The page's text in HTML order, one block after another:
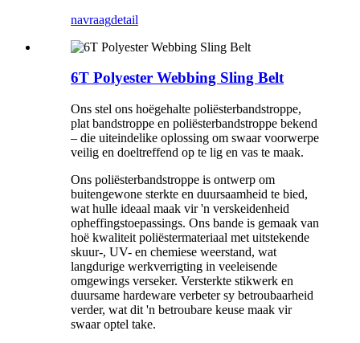
navraagdetail
6T Polyester Webbing Sling Belt
Ons stel ons hoëgehalte poliësterbandstroppe,
plat bandstroppe en poliësterbandstroppe bekend
– die uiteindelike oplossing om swaar voorwerpe
veilig en doeltreffend op te lig en vas te maak.
Ons poliësterbandstroppe is ontwerp om
buitengewone sterkte en duursaamheid te bied,
wat hulle ideaal maak vir 'n verskeidenheid
opheffingstoepassings. Ons bande is gemaak van
hoë kwaliteit poliëstermateriaal met uitstekende
skuur-, UV- en chemiese weerstand, wat
langdurige werkverrigting in veeleisende
omgewings verseker. Versterkte stikwerk en
duursame hardeware verbeter sy betroubaarheid
verder, wat dit 'n betroubare keuse maak vir
swaar optel take.